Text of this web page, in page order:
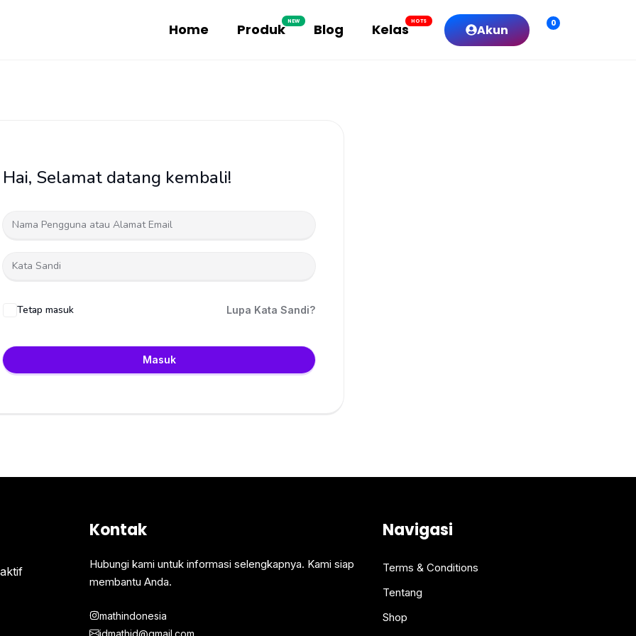
Home Produk NEW Blog Kelas HOTS
Akun 0
Hai, Selamat datang kembali!
Tetap masuk Lupa Kata Sandi?
Masuk
Kontak
Hubungi kami untuk informasi selengkapnya. Kami siap
membantu Anda.
mathindonesia
idmathid@gmail.com
Navigasi
Terms & Conditions
Tentang
Shop